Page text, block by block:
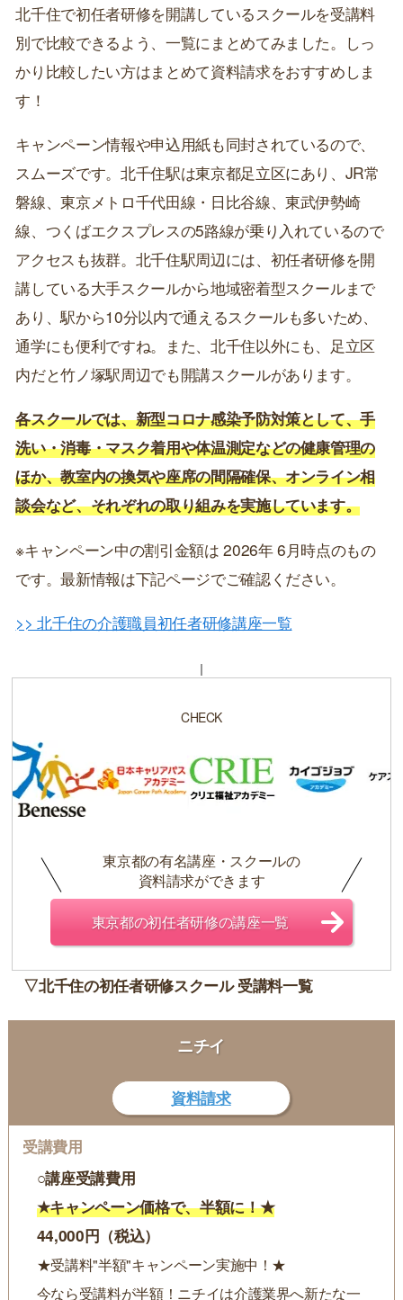
北千住で初任者研修を開講しているスクールを受講料
別で比較できるよう、一覧にまとめてみました。しっ
かり比較したい方はまとめて資料請求をおすすめしま
す！
キャンペーン情報や申込用紙も同封されているので、
スムーズです。北千住駅は東京都足立区にあり、JR常
磐線、東京メトロ千代田線・日比谷線、東武伊勢崎
線、つくばエクスプレスの5路線が乗り入れているので
アクセスも抜群。北千住駅周辺には、初任者研修を開
講している大手スクールから地域密着型スクールまで
あり、駅から10分以内で通えるスクールも多いため、
通学にも便利ですね。また、北千住以外にも、足立区
内だと竹ノ塚駅周辺でも開講スクールがあります。
各スクールでは、新型コロナ感染予防対策として、手
洗い・消毒・マスク着用や体温測定などの健康管理の
ほか、教室内の換気や座席の間隔確保、オンライン相
談会など、それぞれの取り組みを実施しています。
※キャンペーン中の割引金額は 2026年 6月時点のもの
です。最新情報は下記ページでご確認ください。
>> 北千住の介護職員初任者研修講座一覧
CHECK
東京都の有名講座・スクールの
資料請求ができます
東京都の初任者研修の講座一覧
▽北千住の初任者研修スクール 受講料一覧
ニチイ
資料請求
○講座受講費用
★キャンペーン価格で、半額に！★
44,000円（税込）
★受講料"半額"キャンペーン実施中！★
今なら受講料が半額！ニチイは介護業界へ新たな一